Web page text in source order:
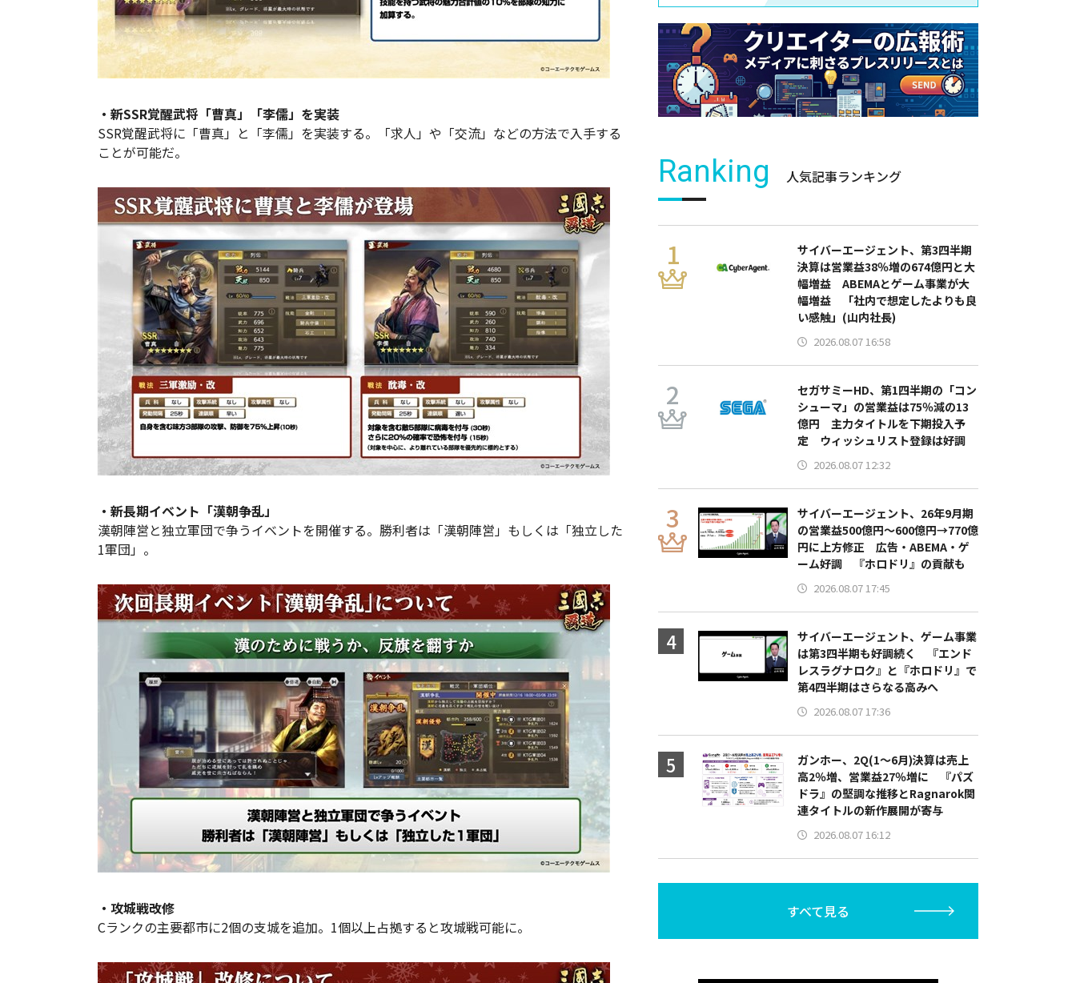
・新SSR覚醒武将「曹真」「李儒」を実装
SSR覚醒武将に「曹真」と「李儒」を実装する。「求人」や「交流」などの方法で入手する
ことが可能だ。
・新長期イベント「漢朝争乱」
漢朝陣営と独立軍団で争うイベントを開催する。勝利者は「漢朝陣営」もしくは「独立した
1軍団」。
・攻城戦改修
Cランクの主要都市に2個の支城を追加。1個以上占拠すると攻城戦可能に。
Ranking 人気記事ランキング
サイバーエージェント、第3四半期
決算は営業益38％増の674億円と大
幅増益 ABEMAとゲーム事業が大
幅増益 「社内で想定したよりも良
い感触」(山内社長)
2026.08.07 16:58
セガサミーHD、第1四半期の「コン
シューマ」の営業益は75％減の13
億円 主力タイトルを下期投入予
定 ウィッシュリスト登録は好調
2026.08.07 12:32
サイバーエージェント、26年9月期
の営業益500億円～600億円→770億
円に上方修正 広告・ABEMA・ゲ
ーム好調 『ホロドリ』の貢献も
2026.08.07 17:45
サイバーエージェント、ゲーム事業
は第3四半期も好調続く 『エンド
レスラグナロク』と『ホロドリ』で
第4四半期はさらなる高みへ
2026.08.07 17:36
ガンホー、2Q(1～6月)決算は売上
高2％増、営業益27％増に 『パズ
ドラ』の堅調な推移とRagnarok関
連タイトルの新作展開が寄与
2026.08.07 16:12
すべて見る